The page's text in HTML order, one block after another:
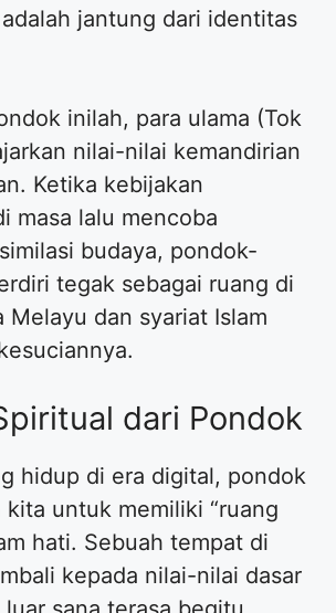
adalah jantung dari identitas
inilah, para ulama (Tok
nilai-nilai kemandirian
Ketika kebijakan
masa lalu mencoba
budaya, pondok-
tegak sebagai ruang di
Melayu dan syariat Islam
dari Pondok
hidup di era digital, pondok
kita untuk memiliki “ruang
hati. Sebuah tempat di
kepada nilai-nilai dasar